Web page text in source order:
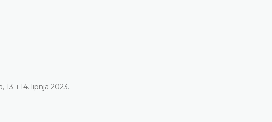
13. i 14. lipnja 2023.